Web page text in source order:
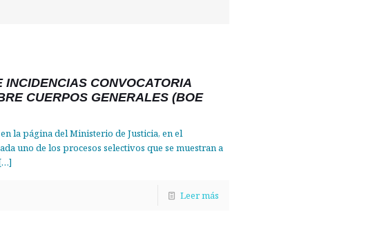
INCIDENCIAS CONVOCATORIA
CUERPOS GENERALES (BOE
la página del Ministerio de Justicia, en el
uno de los procesos selectivos que se muestran a
Leer más